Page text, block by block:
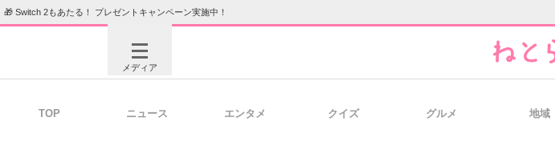
🎁 Switch 2もあたる！ プレゼントキャンペーン実施中！
メディア
TOP ニュース エンタメ クイズ グルメ 地域